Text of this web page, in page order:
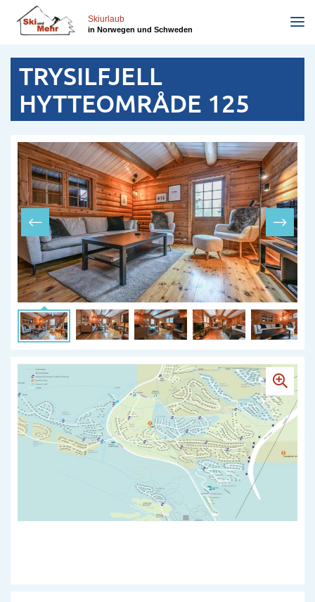
main
Skiurlaub
in Norwegen und Schweden
TRYSILFJELL
HYTTEOMRÅDE 125